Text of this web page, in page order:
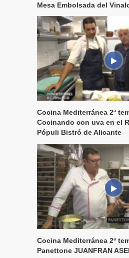
Mesa Embolsada del
Cocina Mediterránea 2ª
Cocinando con uva en el
Pópuli Bistró de Alicante
Cocina Mediterránea 2ª
Panettone JUANFRAN